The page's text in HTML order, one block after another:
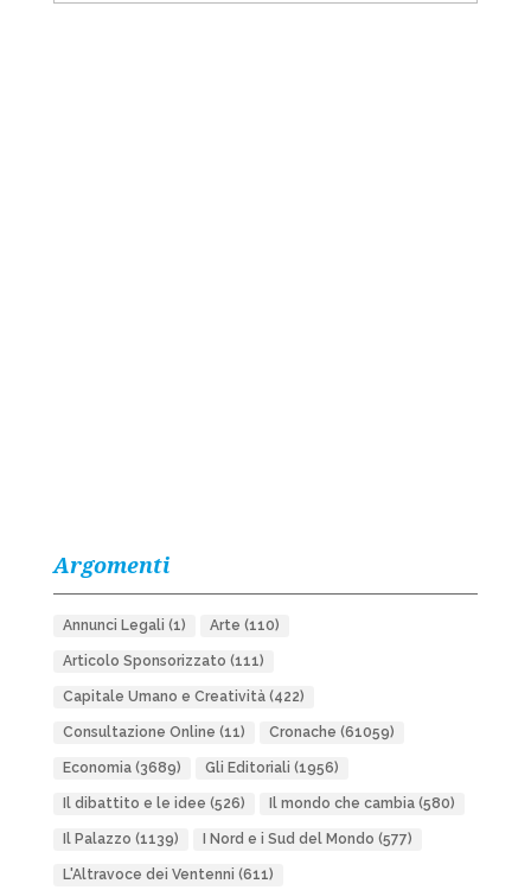
Argomenti
Annunci Legali (1) Arte (110)
Articolo Sponsorizzato (111)
Capitale Umano e Creatività(422)
Consultazione Online (11) Cronache (61059)
Economia(3689) Gli Editoriali (1956)
Il dibattito e le idee (526) Il mondo che cambia(580)
Il Palazzo (1139) I Nord e i Sud del Mondo (577)
L'Altravoce dei Ventenni (611)